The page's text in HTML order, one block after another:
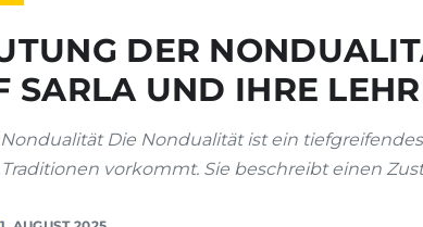
DER
SARLA UND IHRE
Die Nondualität ist ein
vorkommt. Sie beschreibt einen